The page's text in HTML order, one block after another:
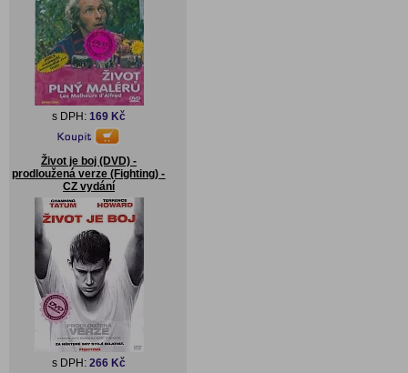
s DPH: 169 Kč
Život je boj (DVD) -
prodloužená verze (Fighting) -
CZ vydání
s DPH: 266 Kč